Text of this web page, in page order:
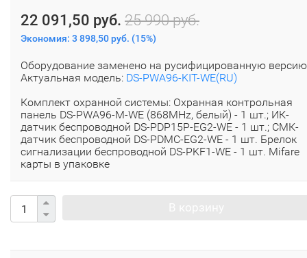
22 091,50 руб. 25 990 руб.
Экономия: 3 898,50 руб. (15%)
Оборудование заменено на русифицированную
Актуальная модель: DS-PWA96-KIT-WE(RU)
Комплект охранной системы: Охранная контрольная
панель DS-PWA96-M-WE (868MHz, белый) - 1 шт.; ИК-
датчик беспроводной DS-PDP15P-EG2-WE - 1 шт.; СМК-
датчик беспроводной DS-PDMC-EG2-WE - 1 шт. Брелок
сигнализации беспроводной DS-PKF1-WE - 1 шт. Mifare
карты в упаковке